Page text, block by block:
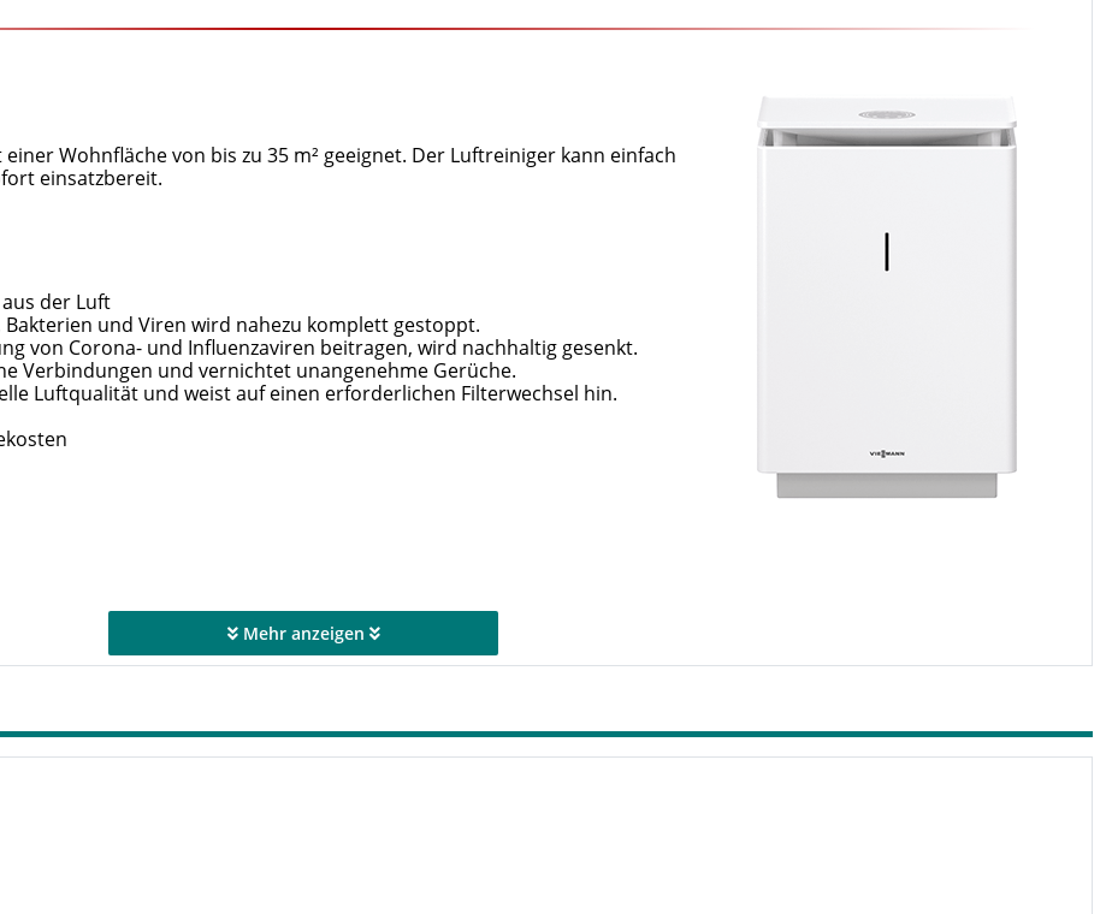
Wohnfläche von bis zu 35 m² geeignet. Der Luftreiniger kann einfach
einsatzbereit.
der Luft
und Viren wird nahezu komplett gestoppt.
von Corona- und Influenzaviren beitragen, wird nachhaltig gesenkt.
Verbindungen und vernichtet unangenehme Gerüche.
Luftqualität und weist auf einen erforderlichen Filterwechsel hin.
Mehr anzeigen